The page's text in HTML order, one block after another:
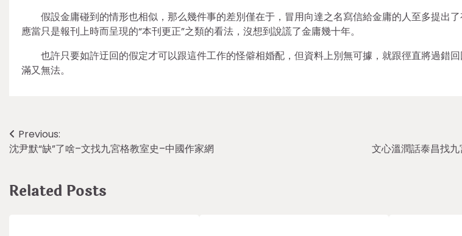
假設金庸碰到的情形也相似，那么幾件事的差別僅在于，冒用向達之名寫信給金庸的人至多提出
應當只是報刊上時而呈現的“本刊更正”之類的看法，沒想到說謊了金庸幾十年。
也許只要如許迂回的假定才可以跟這件工作的怪僻相婚配，但資料上別無可據，就跟徑直將過錯
滿又無法。
Post
navigation
Previous:
沈尹默“缺”了啥–文找九宮格教室史–中國作家網
文心溫潤話泰昌找
Related Posts